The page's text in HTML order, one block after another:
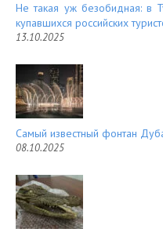
Не такая уж безобидная: в
купавшихся российских
13.10.2025
Самый известный фонтан
08.10.2025